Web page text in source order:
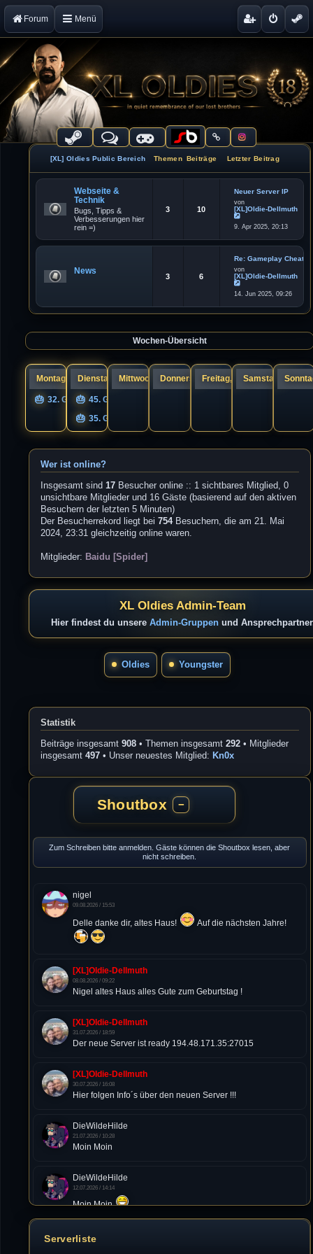
Forum Menü
[XL] Oldies Public Bereich Themen Beiträge Letzter Beitrag
Webseite &
Technik
Bugs, Tipps &
Verbesserungen hier
rein =)
3 10
Neuer Server IP
von
[XL]Oldie-Dellmuth
N
e
e
t
r
B
e
i
r
a
9. Apr 2025, 20:13
News
3 6
Re: Gameplay Cheater
von
[XL]Oldie-Dellmuth
N
e
e
t
g
14. Jun 2025, 09:26
Wochen-Übersicht
Montag, 10.
32. Geburtstag UNIQS
Dienstag, 11.
45. Geburtstag Guandi
35. Geburtstag s1cK.
Mittwoch, 12.Donnerstag, 13.Freitag, 14.Samstag, 15.
Wer ist online?
Insgesamt sind17 Besucher online :: 1 sichtbares Mitglied, 0
unsichtbare Mitglieder und 16 Gäste (basierend auf den aktiven
Besuchern der letzten 5 Minuten)
Der Besucherrekord liegt bei754Besuchern, die am 21. Mai
2024, 23:31 gleichzeitig online waren.
Mitglieder: Baidu [Spider]
XL Oldies Admin-Team
Hier findest du unsere Admin-Gruppenund
Oldies Youngster
Statistik
Beiträge insgesamt908 • Themen insgesamt292 • Mitglieder
insgesamt497 • Unser neuestes Mitglied: Kn0x
Shoutbox −
Zum Schreiben bitte anmelden. Gäste können die Shoutbox lesen, aber
nicht schreiben.
nigel
09.08.2026 / 15:53
Delle danke dir, altes Haus! Auf die nächsten Jahre!
[XL]Oldie-Dellmuth
08.08.2026 / 09:22
Nigel altes Haus alles Gute zum Geburtstag !
[XL]Oldie-Dellmuth
31.07.2026 / 18:59
Der neue Server ist ready 194.48.171.35:27015
[XL]Oldie-Dellmuth
30.07.2026 / 16:08
Hier folgen Info´s über den neuen Server !!!
DieWildeHilde
21.07.2026 / 10:28
Moin Moin
DieWildeHilde
12.07.2026 / 14:14
Moin Moin
Tommy
Serverliste